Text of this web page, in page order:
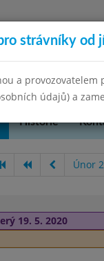
Libá, okres
Historie
Únor
19. 5. 2020
strávníky od
a provozovatelem
údajů) a